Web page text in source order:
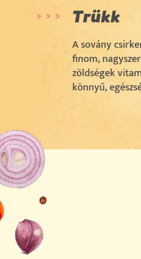
Trükk
A sovány
finom,
zöldségek
könnyű,